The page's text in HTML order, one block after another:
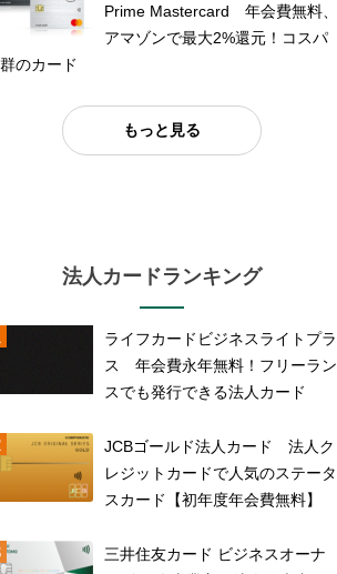
Prime Mastercard 年会費無料、
アマゾンで最大2%還元！コスパ
のカード
もっと見る
法人カードランキング
ライフカードビジネスライトプラ
ス 年会費永年無料！フリーラン
スでも発行できる法人カード
JCBゴールド法人カード 法人ク
レジットカードで人気のステータ
スカード【初年度年会費無料】
三井住友カード ビジネスオーナ